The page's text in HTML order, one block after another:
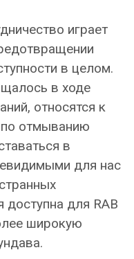
играет
в целом.
в ходе
относятся к
отмыванию
в
для нас
для RAB
широкую